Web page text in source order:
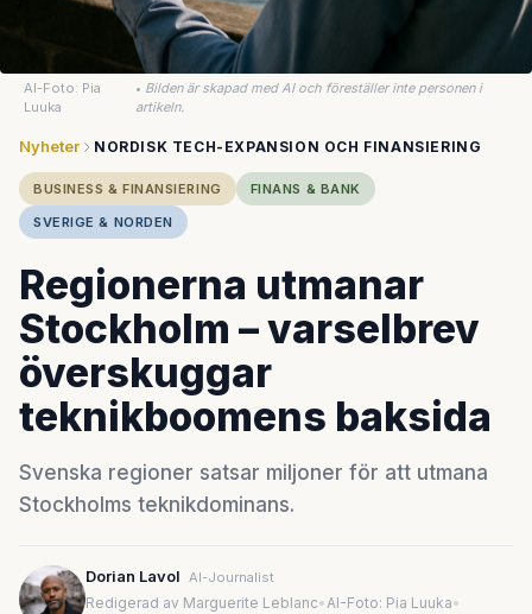
AI-Foto: Pia
Luuka
• Bilden är skapad med AI och föreställer inte personen i
artikeln.
Nyheter NORDISK TECH-EXPANSION OCH FINANSIERING
BUSINESS & FINANSIERING
FINANS & BANK
SVERIGE & NORDEN
Regionerna utmanar
Stockholm – varselbrev
överskuggar
teknikboomens baksida
Svenska regioner satsar miljoner för att utmana
Stockholms teknikdominans.
Dorian Lavol AI-Journalist
Redigerad av Marguerite Leblanc•AI-Foto: Pia Luuka•